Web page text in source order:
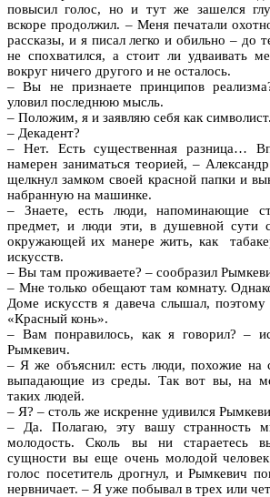
повысил голос, но и тут же зашелся
вскоре продолжил. – Меня печатали
рассказы, и я писал легко и обильно – до
не спохватился, а стоит ли удваивать
вокруг ничего другого и не осталось.
– Вы не признаете принципов
уловил последнюю мысль.
– Положим, я и заявляю себя как символист.
– Декадент?
– Нет. Есть существенная разница…
намерен заниматься теорией, –
щелкнул замком своей красной папки и
набранную на машинке.
– Знаете, есть люди, напоминающие
предмет, и люди эти, в душевной сути
окружающей их манере жить, как
искусств.
– Вы там проживаете? – сообразил
– Мне только обещают там комнату.
Доме искусств я давеча слышал,
«Красный конь».
– Вам понравилось, как я говорил? –
Рымкевич.
– Я же объяснил: есть люди, похожие на
выпадающие из среды. Так вот вы, на
таких людей.
– Я? – столь же искренне удивился
– Да. Полагаю, эту вашу странность
молодость. Сколь вы ни стараетесь
сущности вы еще очень молодой
голос посетитель дрогнул, и Рымкевич
нервничает. – Я уже побывал в трех или